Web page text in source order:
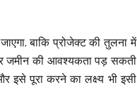
बाकि प्रोजेक्ट की तुलना में
जमीन की आवश्यकता पड़ सकती
इसे पूरा करने का लक्ष्य भी इसी